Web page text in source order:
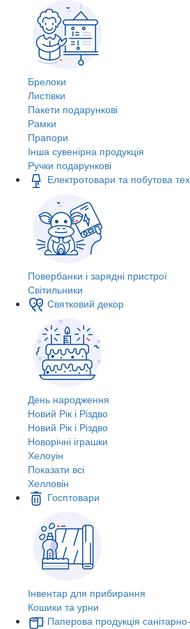
Брелоки
Листівки
Пакети подарункові
Рамки
Прапори
Інша сувенірна продукція
Ручки подарункові
Електротовари та побутова
Повербанки і зарядні пристрої
Світильники
Святковий декор
День народження
Новий Рік і Різдво
Новий Рік і Різдво
Новорічні іграшки
Хелоуін
Показати всі
Хелловін
Госптовари
Інвентар для прибирання
Кошики та урни
Паперова продукція санітарно-